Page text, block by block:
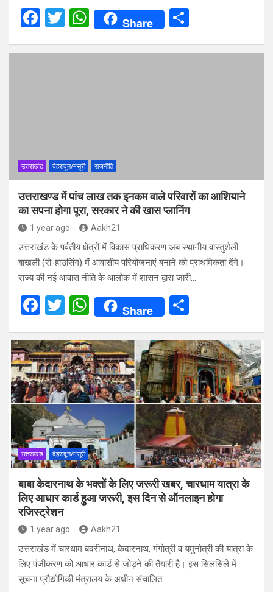
F
ce
T
tt
W
h
at
Share
ar
उत्तराखंड देहरादून/मसूरी राजनीति
उत्तराखण्ड में पांच लाख तक इनकम वाले परिवारों का आशियाने
का सपना होगा पूरा, सरकार ने की खास प्‍लानिंग
1 year ago Aakh21
उत्तराखंड के पर्वतीय क्षेत्रों में विकास प्राधिकरण अब स्थानीय वास्तुशैली
बाखली (रो-हाउसिंग) में आवासीय परियोजनाएं बनाने को प्राथमिकता देंगे।
राज्य की नई आवास नीति के आलोक में शासन द्वारा जारी…
F
ce
b
o
o
k
T
tt
er
W
h
at
s
A
p
p
Share
ar
e
उत्तराखंड देहरादून/मसूरी
बाबा केदारनाथ के भक्तों के लिए जरूरी खबर, चारधाम यात्रा के
लिए आधार कार्ड हुआ जरूरी, इस दिन से ऑनलाइन होगा
रजिस्ट्रेशन
1 year ago Aakh21
उत्तराखंड में चारधाम बदरीनाथ, केदारनाथ, गंगोत्री व यमुनोत्री की यात्रा के
लिए पंजीकरण को आधार कार्ड से जोड़ने की तैयारी है। इस सिलसिले में
सूचना प्रौद्योगिकी मंत्रालय के अधीन संचालित…